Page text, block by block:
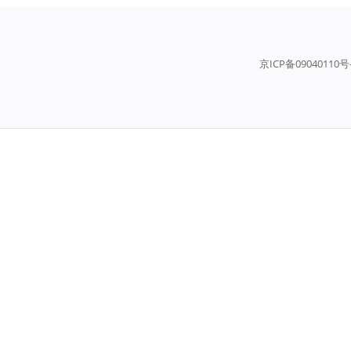
京ICP备09040110